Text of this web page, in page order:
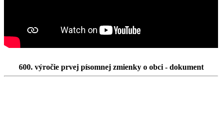
600. výročie prvej písomnej zmienky o obci - dokument